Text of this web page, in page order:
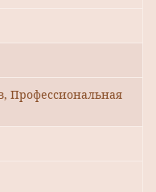
Профессиональная